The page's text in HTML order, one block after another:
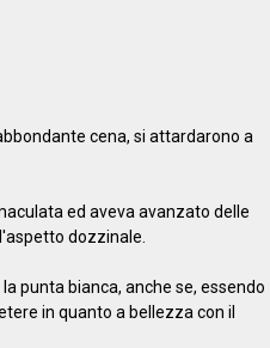
cena, si attardarono a
ed aveva avanzato delle
dozzinale.
punta bianca, anche se, essendo
in quanto a bellezza con il